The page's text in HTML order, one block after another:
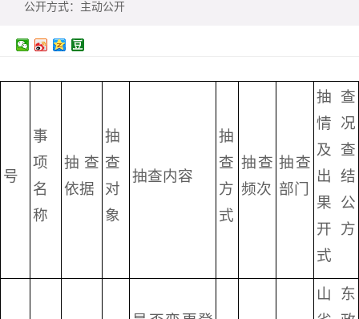
公开方式： 主动公开
号
事
项
名
称
抽查
依据
抽
查
对
象
抽查内容
抽
查
方
式
抽查
频次
抽查
部门
抽查
情况
及查
出结
果公
开方
式
山东